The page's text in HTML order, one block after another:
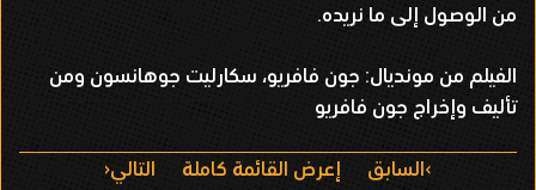
من الوصول إلى ما نريده.
الفيلم من مونديال: جون فافريو، سكارليت جوهانسون ومن
تأليف وإخراج جون فافريو
السابق إعرض القائمة كاملة التالي